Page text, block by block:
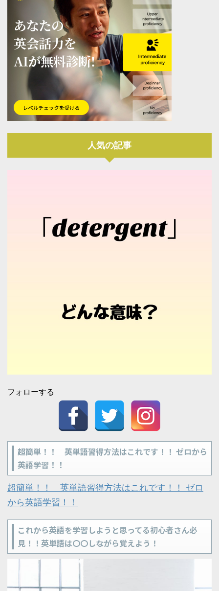
人気の記事
フォローする
超簡単！！ 英単語習得方法はこれです！！ ゼロから
英語学習！！
超簡単！！ 英単語習得方法はこれです！！ ゼロ
から英語学習！！
これから英語を学習しようと思ってる初心者さん必
見！！英単語は〇〇しながら覚えよう！